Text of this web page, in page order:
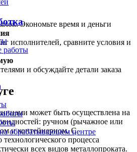
работы
обрабатывающем центре
Экономьте время и деньги
исполнителей, сравните условия и
и обсуждайте детали заказа
может быть осуществлена на
ручном (рычажное или
и контейнерном. С
процесса
всех видов металлопроката.